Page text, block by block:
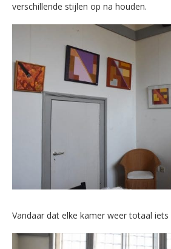
verschillende stijlen op na houden.
Vandaar dat elke kamer weer totaal iets